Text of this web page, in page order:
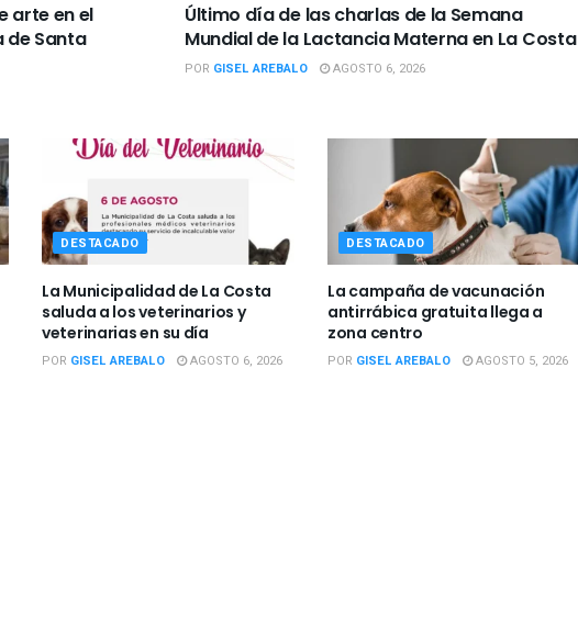
arte en el
de Santa
Último día de las charlas de la Semana
Mundial de la Lactancia Materna en La Costa
POR GISEL AREBALO AGOSTO 6, 2026
DESTACADO
La Municipalidad de La Costa
saluda a los veterinarios y
veterinarias en su día
POR GISEL AREBALO AGOSTO 6, 2026
DESTACADO
La campaña de vacunación
antirrábica gratuita llega a
zona centro
POR GISEL AREBALO AGOSTO 5, 2026